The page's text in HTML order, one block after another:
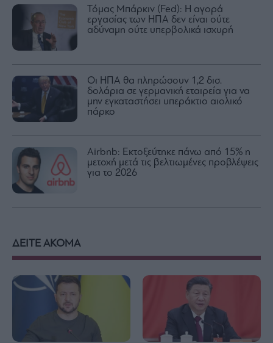
Τόμας Μπάρκιν (Fed): Η αγορά
εργασίας των ΗΠΑ δεν είναι ούτε
αδύναμη ούτε υπερβολικά ισχυρή
Οι ΗΠΑ θα πληρώσουν 1,2 δισ.
δολάρια σε γερμανική εταιρεία για να
μην εγκαταστήσει υπεράκτιο αιολικό
πάρκο
Airbnb: Εκτοξεύτηκε πάνω από 15% η
μετοχή μετά τις βελτιωμένες προβλέψεις
για το 2026
ΔΕΙΤΕ ΑΚΟΜΑ